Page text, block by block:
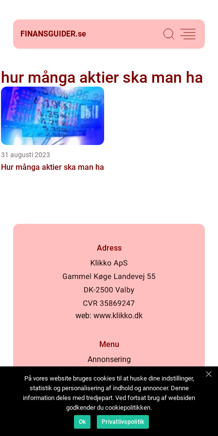
FINANSGUIDER.se
hur många aktier ska man ha
31 augusti 2023
Hur många aktier ska man ha
Adress
web: www.klikko.dk
Menu
Annonsering
Cookies
Kontakta oss
Sitemap
På vores website bruges cookies til at huske dine indstillinger,
statistik og personalisering af indhold og annoncer. Denne
information deles med tredjepart. Ved fortsat brug af websiden
godkender du cookiepolitikken.
Ok Privatlivspolitik